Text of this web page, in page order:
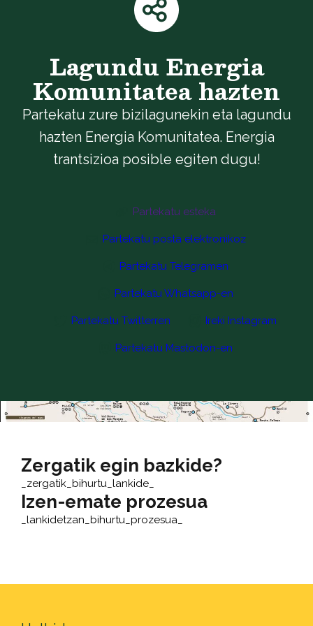
Lagundu Energia
Komunitatea hazten
Partekatu zure bizilagunekin eta lagundu
hazten Energia Komunitatea. Energia
trantsizioa posible egiten dugu!
Partekatu esteka
Partekatu posta elektronikoz
Partekatu Telegramen
Partekatu Whatsapp-en
Partekatu Twitterren Ireki Instagram
Partekatu Mastodon-en
Zergatik egin bazkide?
_zergatik_bihurtu_lankide_
Izen-emate prozesua
_lankidetzan_bihurtu_prozesua_